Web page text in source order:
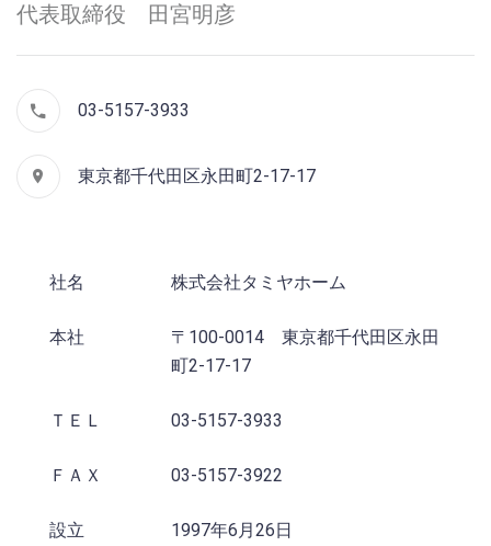
代表取締役 田宮明彦
03-5157-3933
東京都千代田区永田町2-17-17
社名 株式会社タミヤホーム
本社
〒100-0014 東京都千代田区永田
町2-17-17
ＴＥＬ 03-5157-3933
ＦＡＸ 03-5157-3922
設立 1997年6月26日